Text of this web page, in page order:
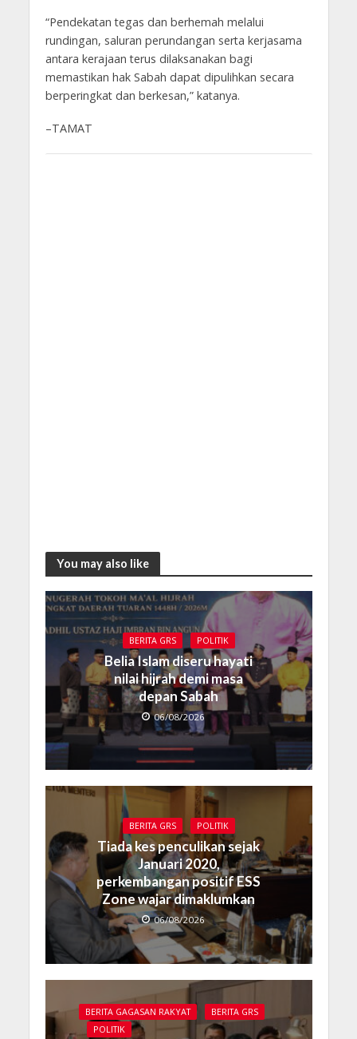
“Pendekatan tegas dan berhemah melalui
rundingan, saluran perundangan serta kerjasama
antara kerajaan terus dilaksanakan bagi
memastikan hak Sabah dapat dipulihkan secara
berperingkat dan berkesan,” katanya.
–TAMAT
You may also like
BERITA GRS POLITIK
Belia Islam diseru hayati
nilai hijrah demi masa
depan Sabah
06/08/2026
BERITA GRS POLITIK
Tiada kes penculikan sejak
Januari 2020,
perkembangan positif ESS
Zone wajar dimaklumkan
06/08/2026
BERITA GAGASAN RAKYAT
BERITA GRS
POLITIK